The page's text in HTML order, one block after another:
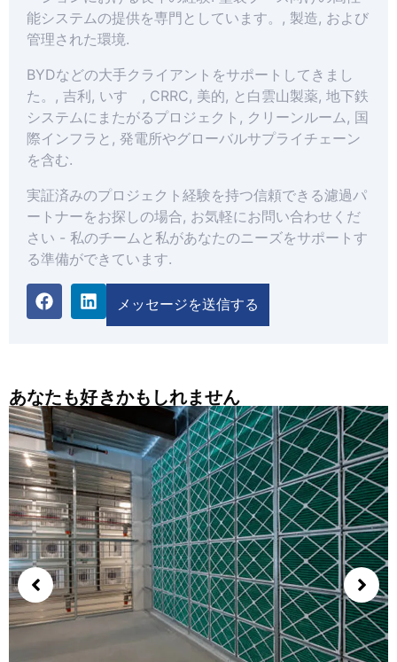
能システムの提供を専門としています。, 製造, および
管理された環境.
BYDなどの大手クライアントをサポートしてきまし
た。, 吉利, いすゞ, CRRC, 美的, と白雲山製薬, 地下鉄
システムにまたがるプロジェクト, クリーンルーム, 国
際インフラと, 発電所やグローバルサプライチェーン
を含む.
実証済みのプロジェクト経験を持つ信頼できる濾過パ
ートナーをお探しの場合, お気軽にお問い合わせくだ
さい - 私のチームと私があなたのニーズをサポートす
る準備ができています.
メッセージを送信する
あなたも好きかもしれません